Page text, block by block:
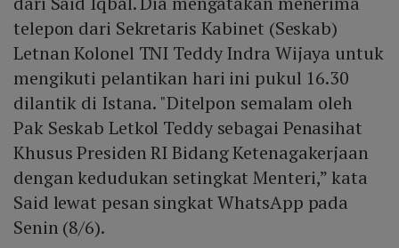
telepon dari Sekretaris Kabinet (Seskab)
Letnan Kolonel TNI Teddy Indra Wijaya untuk
mengikuti pelantikan hari ini pukul 16.30
dilantik di Istana. "Ditelpon semalam oleh
Pak Seskab Letkol Teddy sebagai Penasihat
Khusus Presiden RI Bidang Ketenagakerjaan
dengan kedudukan setingkat Menteri,” kata
Said lewat pesan singkat WhatsApp pada
Senin (8/6).